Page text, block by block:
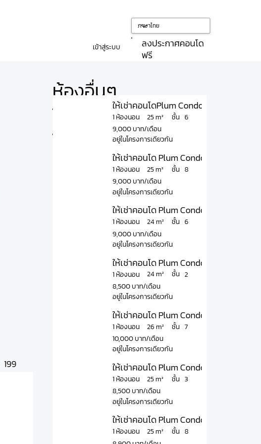
เข้าสู่ระบบ
ลงประกาศคอนโด
ฟรี
199
ห้องอื่นๆ
ใน
โครงการ
ให้เช่าคอนโดPlum Condo Chokchai 4
1 ห้องนอน
9,000 บาท/เดือน
ชั้น
25 m² 6
อยู่ในโครงการเดียวกัน
ให้เช่าคอนโด Plum Condo Chokchai 4
1 ห้องนอน
9,000 บาท/เดือน
ชั้น
25 m² 8
อยู่ในโครงการเดียวกัน
ให้เช่าคอนโด Plum Condo Chokchai 4
1 ห้องนอน
9,000 บาท/เดือน
ชั้น
24 m² 6
อยู่ในโครงการเดียวกัน
ให้เช่าคอนโด Plum Condo Chokchai 4
1 ห้องนอน
8,500 บาท/เดือน
ชั้น
24 m² 2
อยู่ในโครงการเดียวกัน
ให้เช่าคอนโด Plum Condo Chokchai 4
1 ห้องนอน
10,000 บาท/เดือน
ชั้น
26 m² 7
อยู่ในโครงการเดียวกัน
ให้เช่าคอนโด Plum Condo Chokchai 4
1 ห้องนอน
8,500 บาท/เดือน
ชั้น
25 m² 3
อยู่ในโครงการเดียวกัน
ให้เช่าคอนโด Plum Condo Chokchai 4
1 ห้องนอน
ชั้น
25 m² 8